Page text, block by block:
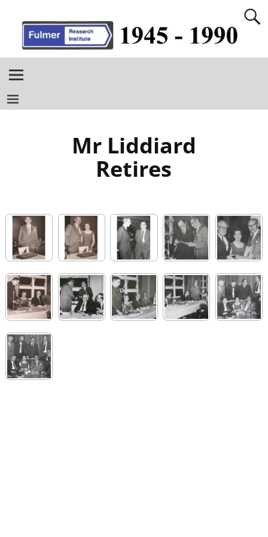
Mr Liddiard
Retires